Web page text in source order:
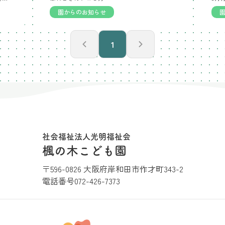
園からのお知らせ
1
社会福祉法人光明福祉会
楓の木こども園
〒596-0826 大阪府岸和田市作才町343-2
電話番号072-426-7373